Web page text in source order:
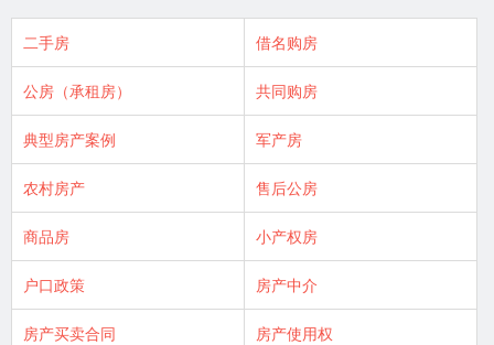
二手房 借名购房
公房（承租房） 共同购房
典型房产案例 军产房
农村房产 售后公房
商品房 小产权房
户口政策 房产中介
房产买卖合同 房产使用权